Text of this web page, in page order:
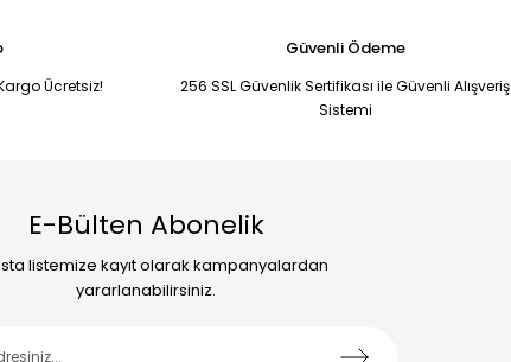
Ücretsiz!
Güvenli Ödeme
256 SSL Güvenlik Sertifikası ile Güvenli Alışveriş
Sistemi
E-Bülten Abonelik
listemize kayıt olarak kampanyalardan
yararlanabilirsiniz.